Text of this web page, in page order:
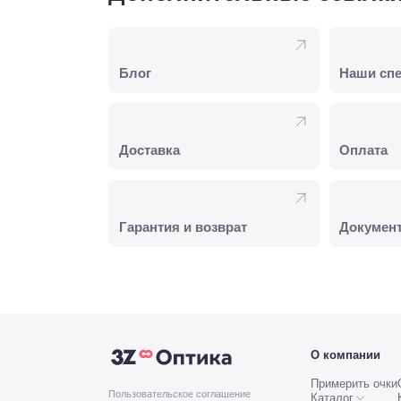
Блог Наши
Доставка Оплата
Гарантия и возврат
Пользовательское соглашение
О компании
Примерить очки
Каталог